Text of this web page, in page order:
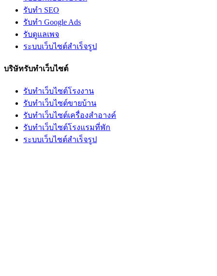
รับทำ SEO
รับทำ Google Ads
รับดูแลเพจ
ระบบเว็บไซต์สำเร็จรูป
บริษัทรับทำเว็บไซต์
รับทำเว็บไซต์โรงงาน
รับทำเว็บไซต์ขายบ้าน
รับทำเว็บไซต์เครื่องสำอางค์
รับทำเว็บไซต์โรงแรมที่พัก
ระบบเว็บไซต์สำเร็จรูป